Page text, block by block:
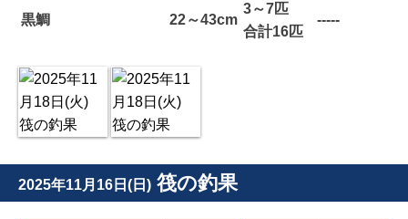
黒鯛 22～43cm
3～7匹
合計16匹
-----
2025年11月16日(日) 筏の釣果